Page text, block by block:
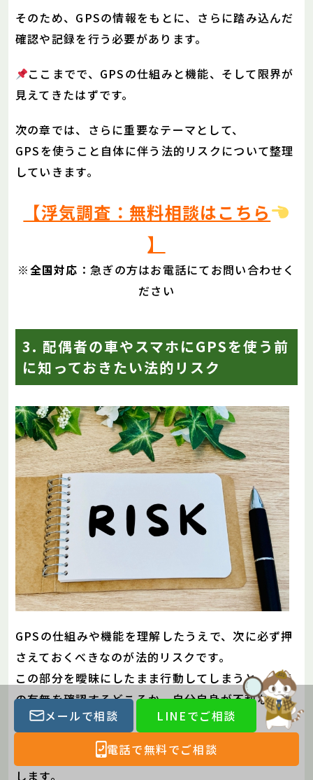
そのため、GPSの情報をもとに、さらに踏み込んだ
確認や記録を行う必要があります。
ここまでで、GPSの仕組みと機能、そして限界が
見えてきたはずです。
次の章では、さらに重要なテーマとして、
GPSを使うこと自体に伴う法的リスクについて整理
していきます。
【浮気調査：無料相談はこちら
】
※全国対応 ：急ぎの方はお電話にてお問い合わせく
ださい
3. 配偶者の車やスマホにGPSを使う前
に知っておきたい法的リスク
GPSの仕組みや機能を理解したうえで、次に必ず押
さえておくべきなのが法的リスクです。
この部分を曖昧にしたまま行動してしまうと、浮気
の有無を確認するどころか、自分自身が不利な立場
になる可能性もあります。
ここでは、実際に問題になりやすいポイントを整理
します。
メールで相談
LINEでご相談
電話で無料でご相談